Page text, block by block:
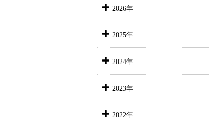
2026年
2025年
2024年
2023年
2022年